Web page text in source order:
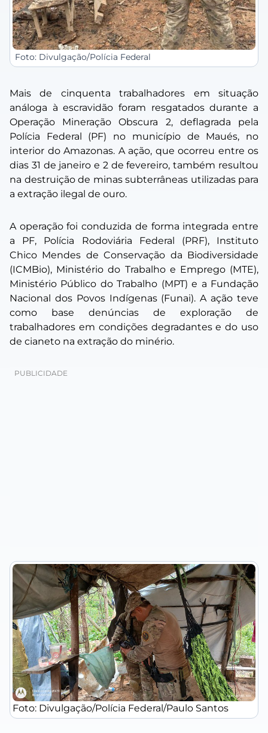
Foto: Divulgação/Polícia Federal
Mais de cinquenta trabalhadores em situação
análoga à escravidão foram resgatados durante a
Operação Mineração Obscura 2, deflagrada pela
Polícia Federal (PF) no município de Maués, no
interior do Amazonas. A ação, que ocorreu entre os
dias 31 de janeiro e 2 de fevereiro, também resultou
na destruição de minas subterrâneas utilizadas para
a extração ilegal de ouro.
A operação foi conduzida de forma integrada entre
a PF, Polícia Rodoviária Federal (PRF), Instituto
Chico Mendes de Conservação da Biodiversidade
(ICMBio), Ministério do Trabalho e Emprego (MTE),
Ministério Público do Trabalho (MPT) e a Fundação
Nacional dos Povos Indígenas (Funai). A ação teve
como base denúncias de exploração de
trabalhadores em condições degradantes e do uso
de cianeto na extração do minério.
Foto: Divulgação/Polícia Federal/Paulo Santos